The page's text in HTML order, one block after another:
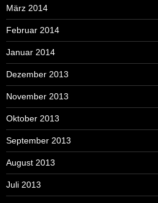
März 2014
Februar 2014
Januar 2014
Dezember 2013
November 2013
Oktober 2013
September 2013
August 2013
Juli 2013